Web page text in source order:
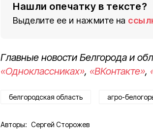
Нашли опечатку в тексте?
Выделите ее и нажмите на
Главные новости Белгорода и
«Одноклассниках», «ВКонтакте»,
белгородская область агро-
Авторы: Сергей Сторожев